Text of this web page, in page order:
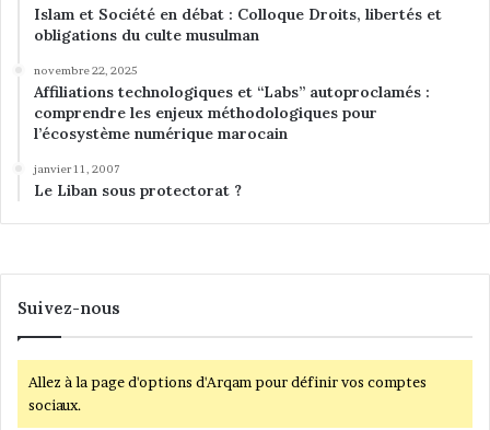
Islam et Société en débat : Colloque Droits, libertés et
obligations du culte musulman
novembre 22, 2025
Affiliations technologiques et “Labs” autoproclamés :
comprendre les enjeux méthodologiques pour
l’écosystème numérique marocain
janvier 11, 2007
Le Liban sous protectorat ?
Suivez-nous
Allez à la page d'options d'Arqam pour définir vos comptes
sociaux.